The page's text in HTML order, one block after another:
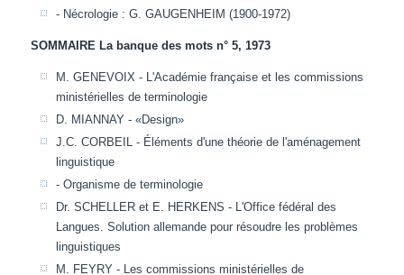
- Nécrologie : G. GAUGENHEIM (1900-1972)
SOMMAIRE La banque des mots n° 5, 1973
M. GENEVOIX - L'Académie française et les commissions
ministérielles de terminologie
D. MIANNAY - «Design»
J.C. CORBEIL - Éléments d'une théorie de l'aménagement
linguistique
- Organisme de terminologie
Dr. SCHELLER et E. HERKENS - L'Office fédéral des
Langues. Solution allemande pour résoudre les problèmes
linguistiques
M. FEYRY - Les commissions ministérielles de